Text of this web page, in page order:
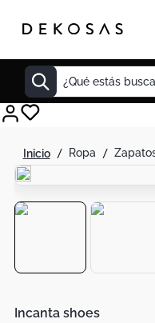
¿Qué estás buscando?
ropa
Incanta shoes
Decoracion
Cuadro